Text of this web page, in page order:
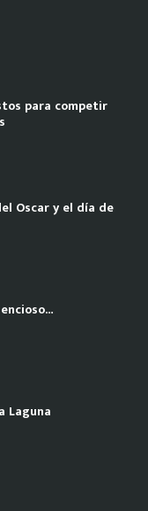
para competir
Oscar y el día de
Laguna